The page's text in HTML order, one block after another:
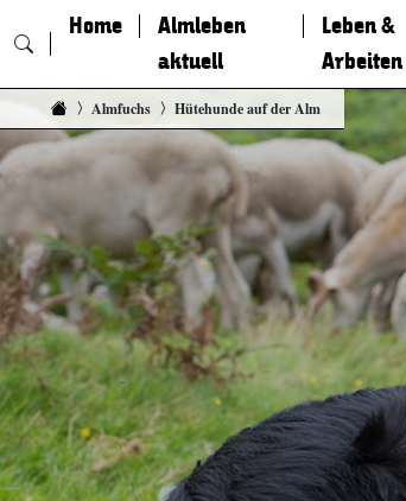
Zum Inhalt springen
Home
Almleben
aktuell
Leben &
Arbeiten
Almfuchs Hütehunde auf der Alm